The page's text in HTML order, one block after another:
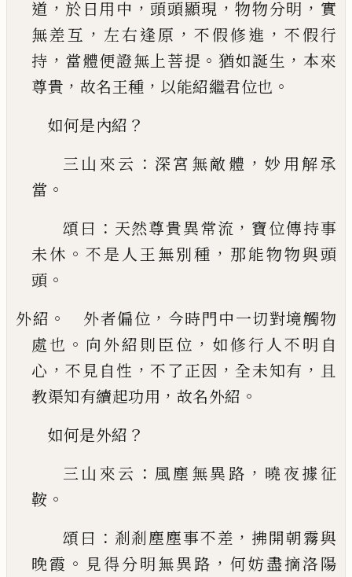
道 ， 於日用中 ，頭頭顯現 ，物物分明 ， 實
無差互 ， 左右逢原 ， 不假修進 ， 不假行
持 ， 當體便證無上菩提 。 猶如誕生 ， 本來
尊貴 ， 故名王種 ， 以能紹繼君位也 。
如何是內紹 ？
三山來云 ： 深宮無敵體 ，妙用解承
當 。
頌曰 ： 天然尊貴異常流 ， 寶位傳持事
未休 。 不是人王無別種 ， 那能物物與頭
頭 。
外紹 。 外者偏位 ， 今時門中一切對境觸物
處也 。 向外紹則臣位 ， 如修行人不明自
心 ，不見自性 ，不了正因 ，全未知有 ， 且
教渠知有續起功用 ， 故名外紹 。
如何是外紹 ？
三山來云 ： 風塵無異路 ， 曉夜據征
鞍 。
頌曰 ： 剎剎塵塵事不差 ， 拂開朝霧與
晚霞 。 見得分明無異路 ， 何妨盡摘洛陽